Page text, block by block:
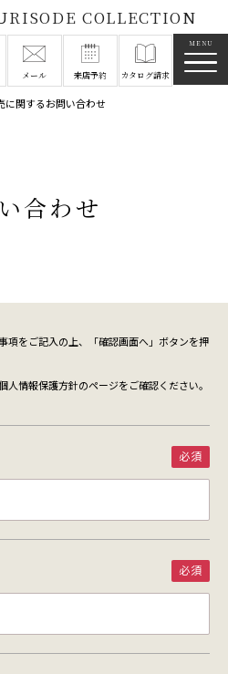
COLLECTION
メール 来店予約 カタログ請求
に関するお問い合わせ
合わせ
項をご記入の上、「確認画面へ」ボタンを押
人情報保護方針のページをご確認ください。
メニ